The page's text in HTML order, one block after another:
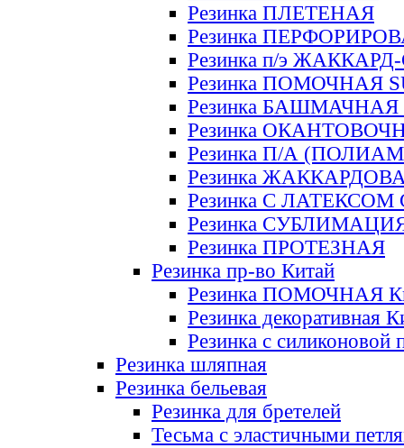
Резинка ПЛЕТЕНАЯ
Резинка
Резинка п/э
Резинка ПОМОЧНАЯ
Резинка БАШМАЧНАЯ
Резинка
Резинка П/А
Резинка
Резинка С ЛАТЕКСОМ
Резинка
Резинка ПРОТЕЗНАЯ
Резинка пр-во Китай
Резинка ПОМОЧНАЯ
Резинка декоративная
Резинка с силиконовой
Резинка шляпная
Резинка бельевая
Резинка для бретелей
Тесьма с эластичными